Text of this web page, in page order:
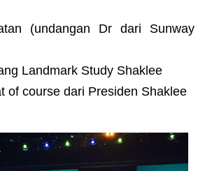
(undangan Dr dari Sunway
Landmark Study Shaklee
of course dari Presiden Shaklee